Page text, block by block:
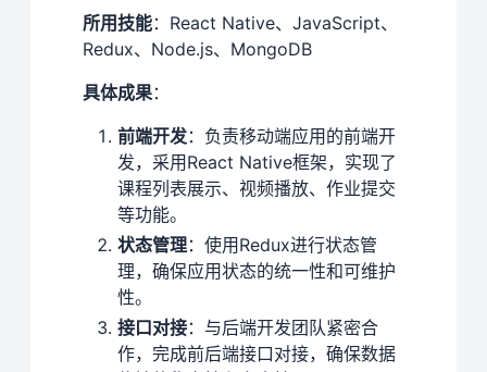
所用技能：React Native、JavaScript、
Redux、Node.js、MongoDB
具体成果：
前端开发：负责移动端应用的前端开
发，采用React Native框架，实现了
课程列表展示、视频播放、作业提交
等功能。
状态管理：使用Redux进行状态管
理，确保应用状态的统一性和可维护
性。
接口对接：与后端开发团队紧密合
作，完成前后端接口对接，确保数据